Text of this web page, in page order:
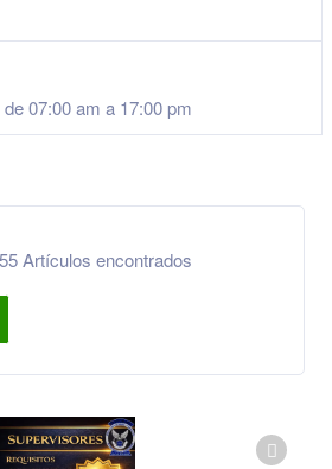
07:00 am a 17:00 pm
Artículos encontrados